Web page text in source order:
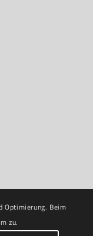
Optimierung. Beim
zu.